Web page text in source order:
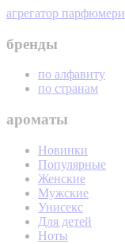
агрегатор
бренды
по алфавиту
по странам
ароматы
Новинки
Популярные
Женские
Мужские
Унисекс
Для детей
Ноты